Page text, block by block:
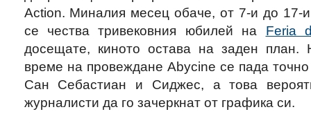
Action. Миналия месец обаче, от 7-и до 17-
се чества тривековния юбилей на Feria
досещате, киното остава на заден план.
време на провеждане Abycine се пада
Сан Себастиaн и Сиджес, а това
журналисти да го зачеркнат от графика си.